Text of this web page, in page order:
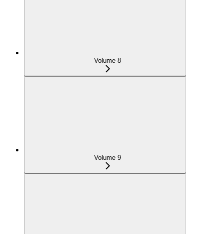
Volume 8
Volume 9